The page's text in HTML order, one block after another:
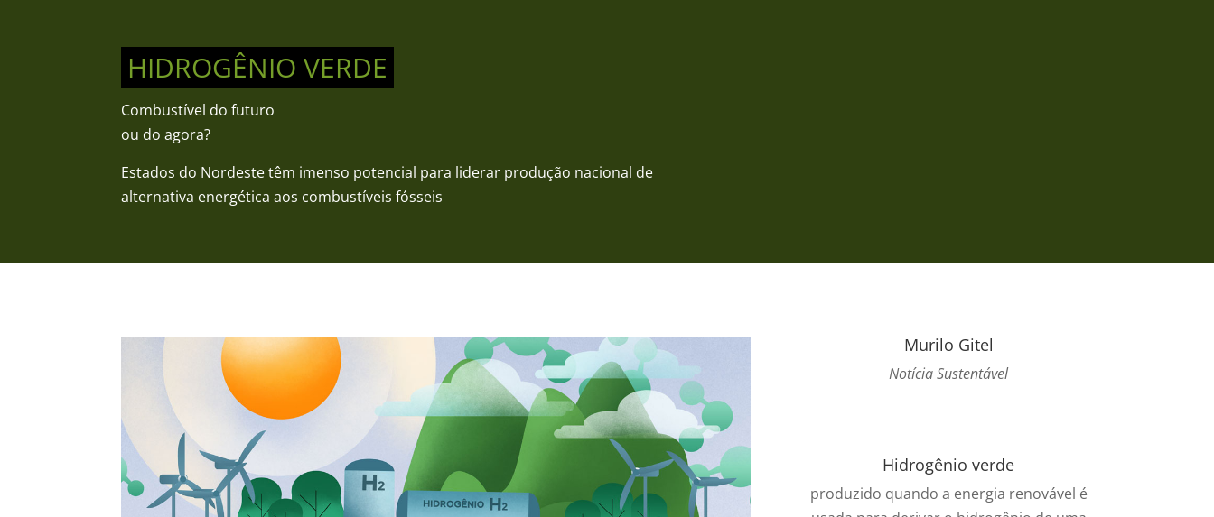
HIDROGÊNIO VERDE
Combustível do futuro
ou do agora?
Estados do Nordeste têm imenso potencial para liderar produção nacional de
alternativa energética aos combustíveis fósseis
Murilo Gitel
Notícia Sustentável
Hidrogênio verde
produzido quando a energia renovável é